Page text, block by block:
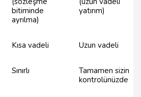
bitiminde
ayrılma)
yatırım)
Kısa vadeli Uzun vadeli
Sınırlı
Tamamen sizin
kontrolünüzde